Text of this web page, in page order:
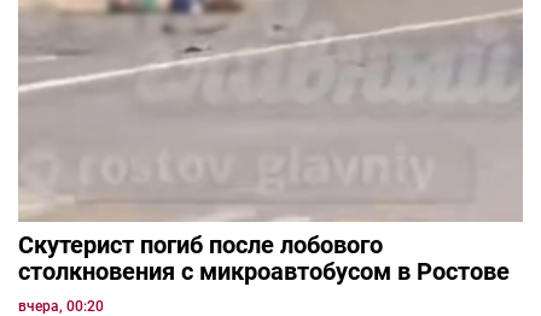
Скутерист погиб после лобового
столкновения с микроавтобусом в Ростове
вчера, 00:20